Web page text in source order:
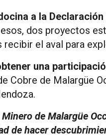
a la
dos proyectos
el aval para
una
Cobre de Malargüe
de Malargüe
de hacer